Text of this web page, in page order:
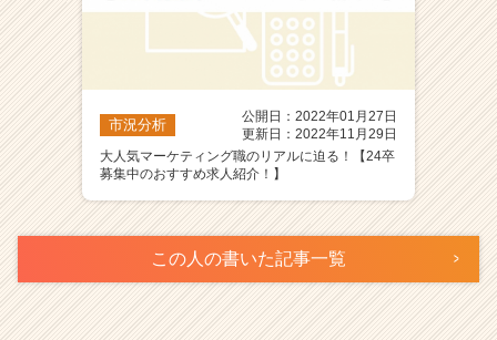
市況分析
公開日：2022年01月27日
更新日：2022年11月29日
大人気マーケティング職のリアルに迫る！【24卒
募集中のおすすめ求人紹介！】
この人の書いた記事一覧